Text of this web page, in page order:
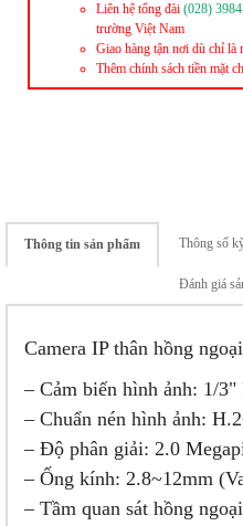
Liên hệ tổng đài (028)
trường Việt Nam
Giao hàng tận nơi dù chỉ là
Thêm chính sách tiền mặt
Thông tin sản phẩm Thông số
Đánh giá
Camera IP thân hồng
– Cảm biến hình ảnh: 1/3"
– Chuẩn nén hình ảnh:
– Độ phân giải: 2.0
– Ống kính: 2.8~12mm
– Tầm quan sát hồng